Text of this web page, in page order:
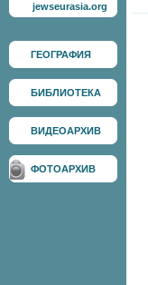
jewseurasia.org
ГЕОГРАФИЯ
БИБЛИОТЕКА
ВИДЕОАРХИВ
ФОТОАРХИВ